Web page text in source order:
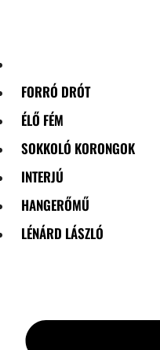
FORRÓ DRÓT
ÉLŐ FÉM
SOKKOLÓ KORONGOK
INTERJÚ
HANGERŐMŰ
LÉNÁRD LÁSZLÓ